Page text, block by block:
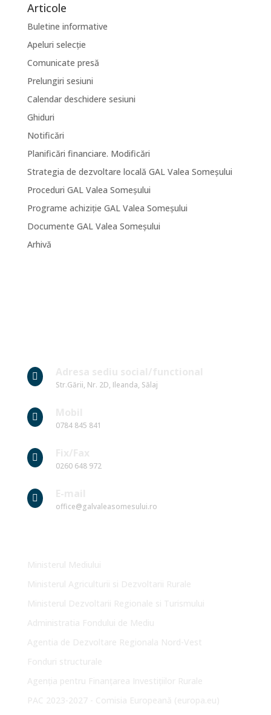
Articole
Buletine informative
Apeluri selecție
Comunicate presă
Prelungiri sesiuni
Calendar deschidere sesiuni
Ghiduri
Notificări
Planificări financiare. Modificări
Strategia de dezvoltare locală GAL Valea Someșului
Proceduri GAL Valea Someșului
Programe achiziție GAL Valea Someșului
Documente GAL Valea Someșului
Arhivă

Str.Gării, Nr. 2D, Ileanda, Sălaj

0784 845 841

0260 648 972

office@galvaleasomesului.ro